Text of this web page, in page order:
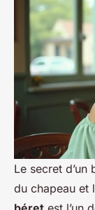
Le secret d’un
du chapeau et